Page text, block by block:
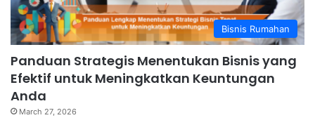
Bisnis Rumahan
Panduan Strategis Menentukan Bisnis yang
Efektif untuk Meningkatkan Keuntungan
Anda
March 27, 2026